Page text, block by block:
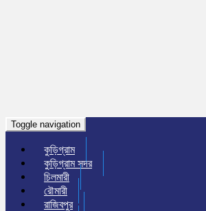
Toggle navigation
কুড়িগ্রাম
কুড়িগ্রাম সদর
চিলমারী
রৌমারী
রাজিবপুর